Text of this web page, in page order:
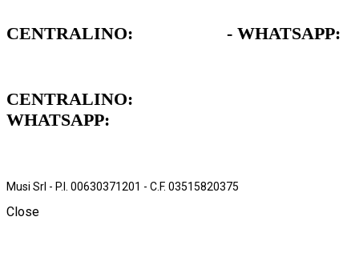
CENTRALINO:
- WHATSAPP:
CENTRALINO:
WHATSAPP:
Musi Srl - P.I. 00630371201 - C.F. 03515820375
Close